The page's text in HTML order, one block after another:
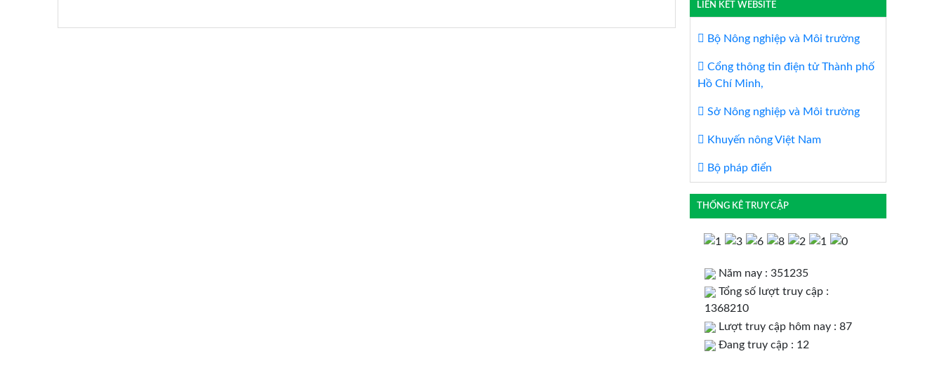
LIÊN KẾT WEBSITE
Bộ Nông nghiệp và Môi trường
Cổng thông tin điện tử Thành phố
Hồ Chí Minh,
Sở Nông nghiệp và Môi trường
Khuyến nông Việt Nam
Bộ pháp điển
THỐNG KÊ TRUY CẬP
Năm nay : 351235
Tổng số lượt truy cập :
1368210
Lượt truy cập hôm nay : 87
Đang truy cập : 12